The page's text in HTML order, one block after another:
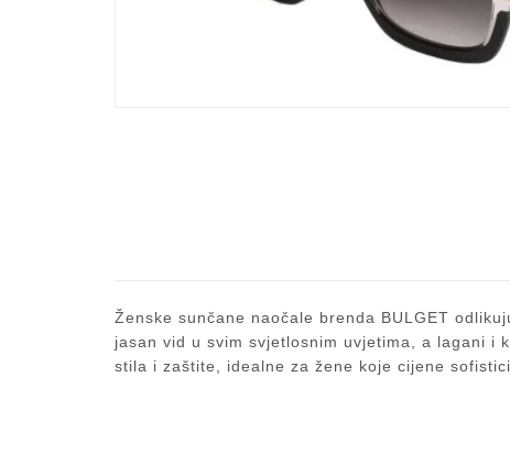
Ženske sunčane naočale brenda BULGET
jasan vid u svim svjetlosnim uvjetima, a lagani i
stila i zaštite, idealne za žene koje cijene